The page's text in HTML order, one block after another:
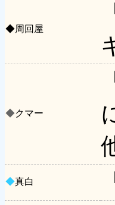
◆周回屋
◆クマー
◆真白